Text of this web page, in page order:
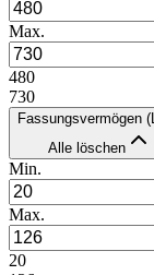
Max.
480
730
Fassungsvermögen
Alle löschen
Min.
Max.
20